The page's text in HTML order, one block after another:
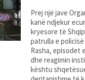
Prej një jave
kanë ndjekur
kryesore të
patrulla e
Rasha, episodet
dhe reagimin
kështu